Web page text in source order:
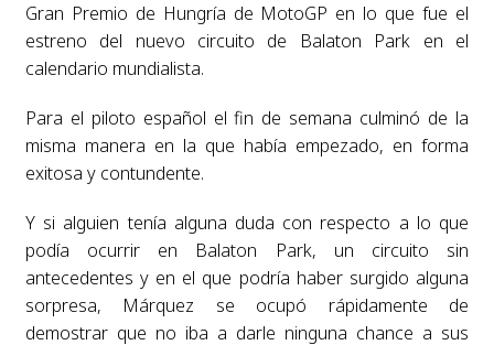
Gran Premio de Hungría de MotoGP en lo que fue el
estreno del nuevo circuito de Balaton Park en el
calendario mundialista.
Para el piloto español el fin de semana culminó de la
misma manera en la que había empezado, en forma
exitosa y contundente.
Y si alguien tenía alguna duda con respecto a lo que
podía ocurrir en Balaton Park, un circuito sin
antecedentes y en el que podría haber surgido alguna
sorpresa, Márquez se ocupó rápidamente de
demostrar que no iba a darle ninguna chance a sus